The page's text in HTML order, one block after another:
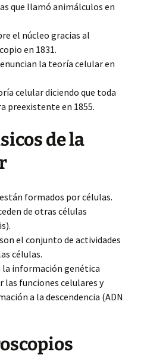
que llamó animálculos en
el núcleo gracias al
en 1831.
la teoría celular en
celular diciendo que toda
preexistente en 1855.
de la
formados por células.
de otras células
el conjunto de actividades
células.
la información genética
las funciones celulares y
a la descendencia (ADN